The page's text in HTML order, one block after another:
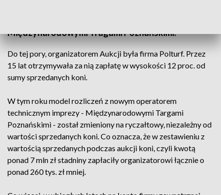
Międzynarodowymi Tragami Poznańskimi.
Do tej pory, organizatorem Aukcji była firma Polturf. Przez
15 lat otrzymywała za nią zapłatę w wysokości 12 proc. od
sumy sprzedanych koni.
W tym roku model rozliczeń z nowym operatorem
technicznym imprezy - Międzynarodowymi Targami
Poznańskimi - został zmieniony na ryczałtowy, niezależny od
wartości sprzedanych koni. Co oznacza, że w zestawieniu z
wartością sprzedanych podczas aukcji koni, czyli kwotą
ponad 7 mln zł stadniny zapłaciły organizatorowi łącznie o
ponad 260 tys. zł mniej.